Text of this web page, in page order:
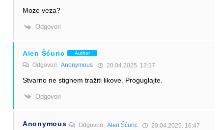
Moze veza?
Odgovori
Alen Šćuric Author
Odgovori Anonymous 20.04.2025. 13:37
Stvarno ne stignem tražiti likove. Proguglajte.
Odgovori
Anonymous OdgovoriAlen Šćuric 20.04.2025. 16:47